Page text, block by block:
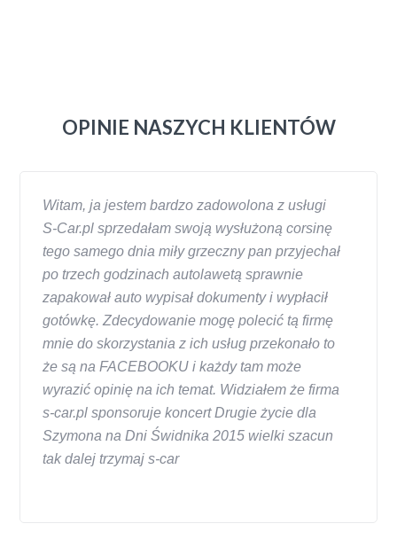
OPINIE NASZYCH KLIENTÓW
Witam, ja jestem bardzo zadowolona z usługi
S-Car.pl sprzedałam swoją wysłużoną corsinę
tego samego dnia miły grzeczny pan przyjechał
po trzech godzinach autolawetą sprawnie
zapakował auto wypisał dokumenty i wypłacił
gotówkę. Zdecydowanie mogę polecić tą firmę
mnie do skorzystania z ich usług przekonało to
że są na FACEBOOKU i każdy tam może
wyrazić opinię na ich temat. Widziałem że firma
s-car.pl sponsoruje koncert Drugie życie dla
Szymona na Dni Świdnika 2015 wielki szacun
tak dalej trzymaj s-car